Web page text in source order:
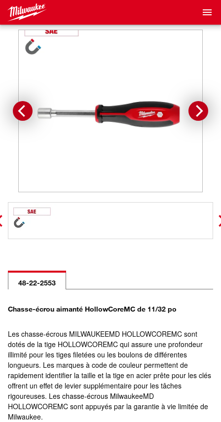
48-22-2553
Chasse-écrou aimanté HollowCoreMC de 11/32 po
Les chasse-écrous MILWAUKEEMD HOLLOWCOREMC sont
dotés de la tige HOLLOWCOREMC qui assure une profondeur
illimité pour les tiges filetées ou les boulons de différentes
longueurs. Les marques à code de couleur permettent de
rapidement identifier la taille et la tige en acier prête pour les clés
offrent un effet de levier supplémentaire pour les tâches
rigoureuses. Les chasse-écrous MilwaukeeMD
HOLLOWCOREMC sont appuyés par la garantie à vie limitée de
Milwaukee.